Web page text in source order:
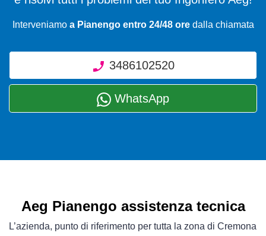
Interveniamo a Pianengo entro 24/48 oredalla chiamata
3486102520
WhatsApp
Aeg Pianengo assistenza tecnica
L’azienda, punto di riferimento per tutta la zona di Cremona